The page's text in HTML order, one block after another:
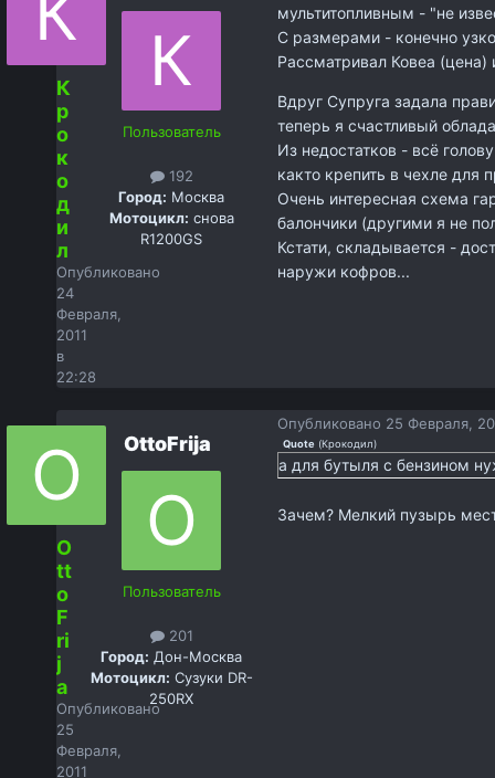
К
р
о
к
о
д
и
л
Опубликовано
24
Февраля,
2011
в
22:28
Пользователь
192
Город: Москва
Мотоцикл: снова
R1200GS
мультитопливным - "не
С размерами - конечно
Рассматривал Ковеа (цена)
Вдруг Супруга задала
теперь я счастливый
Из недостатков - всё
както крепить в чехле для
Очень интересная схема
балончики (другими я не
Кстати, складывается -
наружи кофров...
O
tt
o
F
ri
j
a
Опубликовано
25
Февраля,
2011
OttoFrija
Пользователь
201
Город: Дон-Москва
Мотоцикл: Сузуки DR-
250RX
Опубликовано 25 Февраля,
Quote (Крокодил)
а для бутыля с бензином
Зачем? Мелкий пузырь